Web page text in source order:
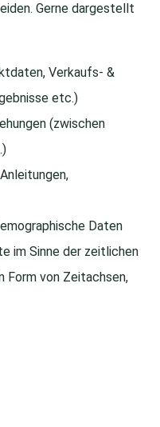
Gerne dargestellt
Verkaufs- &
etc.)
(zwischen
Daten
im Sinne der zeitlichen
Form von Zeitachsen,